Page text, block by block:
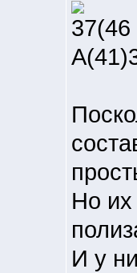
37(46
Но их
И у